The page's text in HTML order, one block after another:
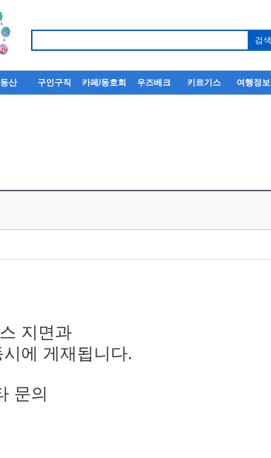
산 구인구직 카페/동호회 우즈베크 키르기스 여행정보
지면과
에 게재됩니다.
문의